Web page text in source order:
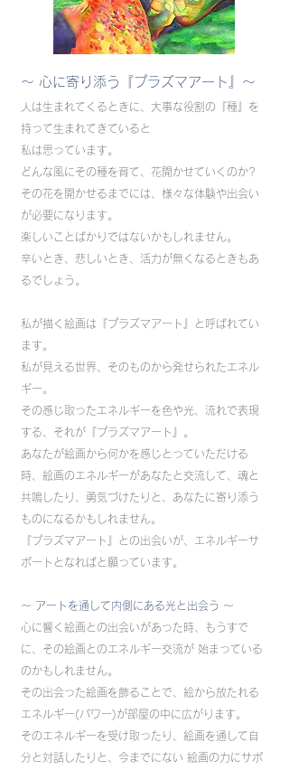
〜 心に寄り添う『プラズマアート』〜
人は生まれてくるときに、大事な役割の『種』を
持って生まれてきていると
私は思っています。
どんな風にその種を育て、花開かせていくのか?
その花を開かせるまでには、様々な体験や出会い
が必要になります。
楽しいことばかりではないかもしれません。
辛いとき、悲しいとき、活力が無くなるときもあ
るでしょう。
私が描く絵画は『プラズマアート』と呼ばれてい
ます。
私が見える世界、そのものから発せられたエネル
ギー。
その感じ取ったエネルギーを色や光、流れで表現
する、それが『プラズマアート』。
あなたが絵画から何かを感じとっていただける
時、絵画のエネルギーがあなたと交流して、魂と
共鳴したり、勇気づけたりと、あなたに寄り添う
ものになるかもしれません。
『プラズマアート』との出会いが、エネルギーサ
ポートとなればと願っています。
〜 アートを通して内側にある光と出会う 〜
心に響く絵画との出会いがあった時、もうすで
に、その絵画とのエネルギー交流が 始まっている
のかもしれません。
その出会った絵画を飾ることで、絵から放たれる
エネルギー(パワー)が部屋の中に広がります。
そのエネルギーを受け取ったり、絵画を通して自
分と対話したりと、今までにない 絵画の力にサポ